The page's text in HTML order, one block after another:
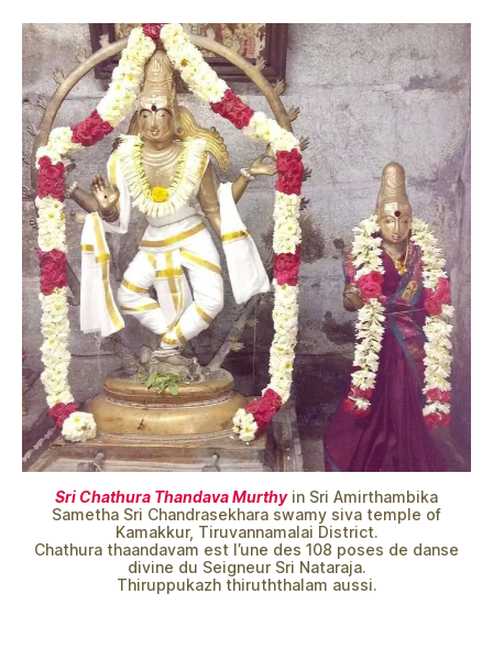
Sri Chathura Thandava Murthyin Sri Amirthambika
Sametha Sri Chandrasekhara swamy siva temple of
Kamakkur, Tiruvannamalai District.
Chathura thaandavam est l’une des 108 poses de danse
divine du Seigneur Sri Nataraja.
Thiruppukazh thiruththalam aussi.